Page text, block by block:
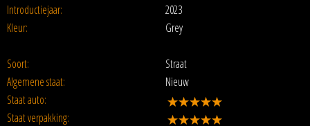
Introductiejaar:
2023
Kleur:
Grey
Soort:
Straat
Algemene staat:
Nieuw
Staat auto:
Staat verpakking: